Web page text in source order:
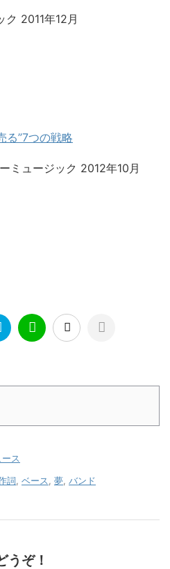
ク 2011年12月
る”7つの戦略
ミュージック 2012年10月
ス
詞, ベース, 夢, バンド
うぞ！